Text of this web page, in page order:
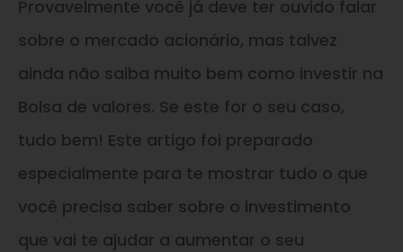
Provavelmente você já deve ter ouvido falar
sobre o mercado acionário, mas talvez
ainda não saiba muito bem como investir na
Bolsa de valores. Se este for o seu caso,
tudo bem! Este artigo foi preparado
especialmente para te mostrar tudo o que
você precisa saber sobre o investimento
que vai te ajudar a aumentar o seu